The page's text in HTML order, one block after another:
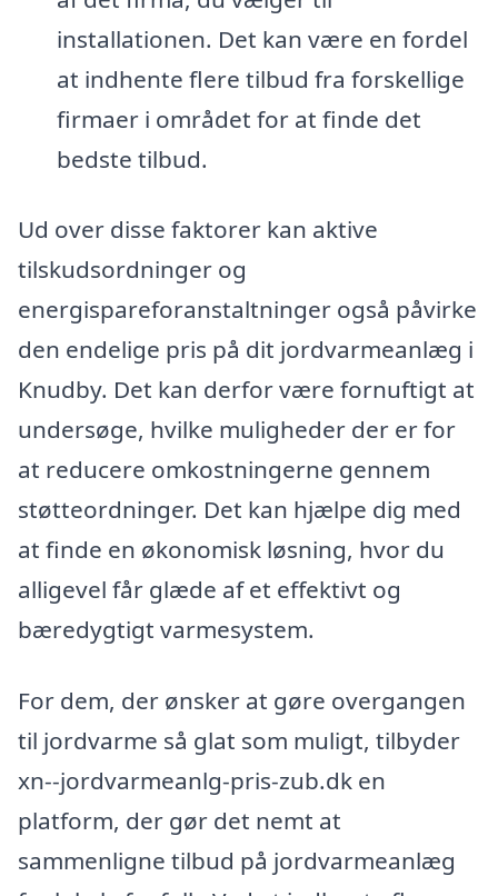
installationen. Det kan være en fordel
at indhente flere tilbud fra forskellige
firmaer i området for at finde det
bedste tilbud.
Ud over disse faktorer kan aktive
tilskudsordninger og
energispareforanstaltninger også påvirke
den endelige pris på dit jordvarmeanlæg i
Knudby. Det kan derfor være fornuftigt at
undersøge, hvilke muligheder der er for
at reducere omkostningerne gennem
støtteordninger. Det kan hjælpe dig med
at finde en økonomisk løsning, hvor du
alligevel får glæde af et effektivt og
bæredygtigt varmesystem.
For dem, der ønsker at gøre overgangen
til jordvarme så glat som muligt, tilbyder
xn--jordvarmeanlg-pris-zub.dk en
platform, der gør det nemt at
sammenligne tilbud på jordvarmeanlæg